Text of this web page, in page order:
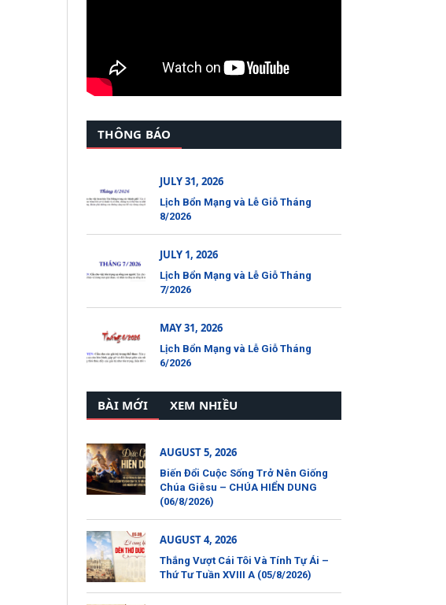
THÔNG BÁO
JULY 31, 2026
Lịch Bổn Mạng và Lễ Giỗ Tháng
8/2026
JULY 1, 2026
Lịch Bổn Mạng và Lễ Giỗ Tháng
7/2026
MAY 31, 2026
Lịch Bổn Mạng và Lễ Giỗ Tháng
6/2026
BÀI MỚI XEM NHIỀU
AUGUST 5, 2026
Biến Đổi Cuộc Sống Trở Nên Giống
Chúa Giêsu – CHÚA HIỂN DUNG
(06/8/2026)
AUGUST 4, 2026
Thắng Vượt Cái Tôi Và Tính Tự Ái –
Thứ Tư Tuần XVIII A (05/8/2026)